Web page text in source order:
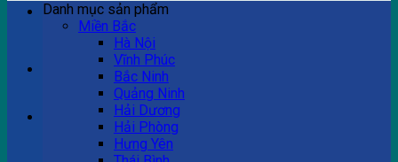
Ví dụ: Billboard quảng cáo, pano quảng cáo, quảng cáo
trên xe bus...
Tư vấn bán hàng
Danh mục sản phẩm
Miền Bắc
Hà Nội
Vĩnh Phúc
Bắc Ninh
Quảng Ninh
Hải Dương
Hải Phòng
Hưng Yên